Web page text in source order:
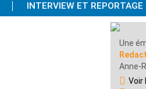
INTERVIEW ET REPORTAGE
Une
Anne-
Voir